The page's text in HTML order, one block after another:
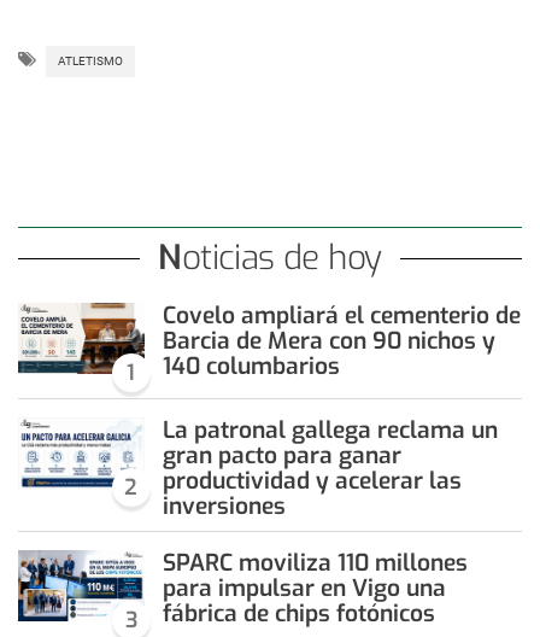
ATLETISMO
Noticias de hoy
1
Covelo ampliará el cementerio de
Barcia de Mera con 90 nichos y
140 columbarios
2
La patronal gallega reclama un
gran pacto para ganar
productividad y acelerar las
inversiones
3
SPARC moviliza 110 millones
para impulsar en Vigo una
fábrica de chips fotónicos